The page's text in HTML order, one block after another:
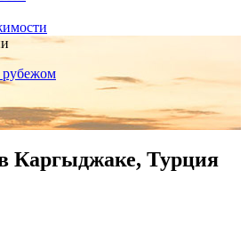
рубежом
Каргыджаке, Турция